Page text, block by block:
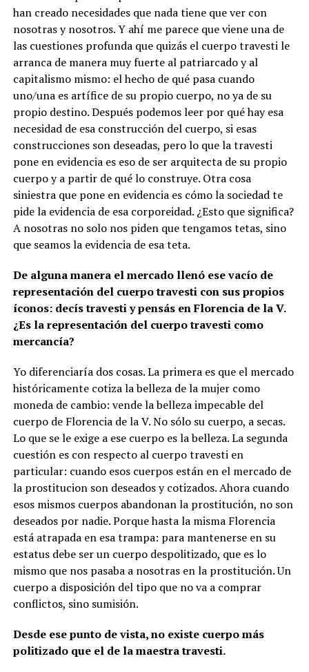
han creado necesidades que nada tiene que ver con
nosotras y nosotros. Y ahí me parece que viene una de
las cuestiones profunda que quizás el cuerpo travesti le
arranca de manera muy fuerte al patriarcado y al
capitalismo mismo: el hecho de qué pasa cuando
uno/una es artífice de su propio cuerpo, no ya de su
propio destino. Después podemos leer por qué hay esa
necesidad de esa construcción del cuerpo, si esas
construcciones son deseadas, pero lo que la travesti
pone en evidencia es eso de ser arquitecta de su propio
cuerpo y a partir de qué lo construye. Otra cosa
siniestra que pone en evidencia es cómo la sociedad te
pide la evidencia de esa corporeidad. ¿Esto que significa?
A nosotras no solo nos piden que tengamos tetas, sino
que seamos la evidencia de esa teta.
De alguna manera el mercado llenó ese vacío de
representación del cuerpo travesti con sus propios
íconos: decís travesti y pensás en Florencia de la V.
¿Es la representación del cuerpo travesti como
mercancía?
Yo diferenciaría dos cosas. La primera es que el mercado
históricamente cotiza la belleza de la mujer como
moneda de cambio: vende la belleza impecable del
cuerpo de Florencia de la V. No sólo su cuerpo, a secas.
Lo que se le exige a ese cuerpo es la belleza. La segunda
cuestión es con respecto al cuerpo travesti en
particular: cuando esos cuerpos están en el mercado de
la prostitucion son deseados y cotizados. Ahora cuando
esos mismos cuerpos abandonan la prostitución, no son
deseados por nadie. Porque hasta la misma Florencia
está atrapada en esa trampa: para mantenerse en su
estatus debe ser un cuerpo despolitizado, que es lo
mismo que nos pasaba a nosotras en la prostitución. Un
cuerpo a disposición del tipo que no va a comprar
conflictos, sino sumisión.
Desde ese punto de vista, no existe cuerpo más
politizado que el de la maestra travesti.